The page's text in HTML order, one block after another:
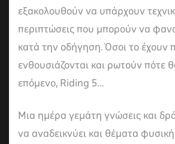
εξακολουθούν να υπάρχουν
περιπτώσεις που μπορούν να
κατά την οδήγηση. Όσοι το έχουν
ενθουσιάζονται και ρωτούν πότε
επόμενο, Riding 5…
Μια ημέρα γεμάτη γνώσεις και
να αναδεικνύει και θέματα